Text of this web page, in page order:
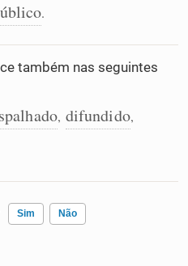
.
também nas seguintes
, difundido,
Sim Não